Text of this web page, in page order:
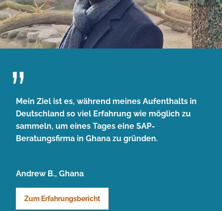
Mein Ziel ist es, während meines Aufenthalts in
Deutschland so viel Erfahrung wie möglich zu
sammeln, um eines Tages eine SAP-
Beratungsfirma in Ghana zu gründen.
Andrew B., Ghana
Zum Erfahrungsbericht